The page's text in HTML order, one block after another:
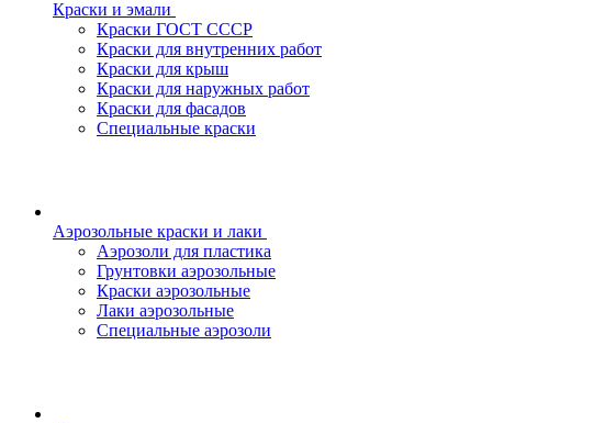
Краски и эмали
Краски ГОСТ СССР
Краски для внутренних работ
Краски для крыш
Краски для наружных работ
Краски для фасадов
Специальные краски
Аэрозольные краски и лаки
Аэрозоли для пластика
Грунтовки аэрозольные
Краски аэрозольные
Лаки аэрозольные
Специальные аэрозоли